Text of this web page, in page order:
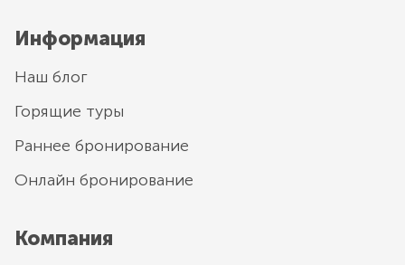
Информация
Наш блог
Горящие туры
Раннее бронирование
Онлайн бронирование
Компания